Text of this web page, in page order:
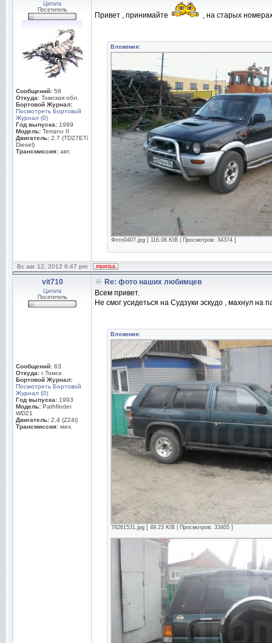
Цитата
Посетитель
Сообщений: 58
Откуда: Томская обл.
Бортовой Журнал:
Посмотреть Бортовой
Журнал (0)
Год выпуска: 1999
Модель: Terrano II
Двигатель: 2.7 (TD27ETi
Diesel)
Трансмиссия: авт.
Привет , принимайте , на старых
Вложения:
Фото0407.jpg [ 116.08 KIB | Просмотров: 34374 ]
Вс авг 12, 2012 6:47 pm
vit710
Цитата
Посетитель
Сообщений: 63
Откуда: г.Томск
Бортовой Журнал:
Посмотреть Бортовой
Журнал (0)
Год выпуска: 1993
Модель: Pathfinder
WD21
Двигатель: 2.4 (Z24i)
Трансмиссия: мех.
Re: фото наших любимцев
Всем привет.
Не смог усидеться на Судзуки эскудо , махнул на
Вложения:
78261531.jpg [ 49.23 KIB | Просмотров: 33405 ]